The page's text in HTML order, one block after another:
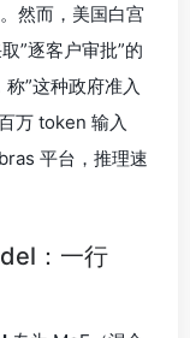
然而，美国白宫
”逐客户审批”的
”这种政府准入
万 token 输入
平台，推理速
：一行